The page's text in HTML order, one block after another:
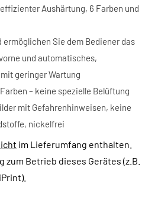
Aushärtung, 6 Farben und
ermöglichen Sie dem Bediener das
und automatisches,
geringer Wartung
– keine spezielle Belüftung
mit Gefahrenhinweisen, keine
nickelfrei
im Lieferumfang enthalten.
zum Betrieb dieses Gerätes (z.B.